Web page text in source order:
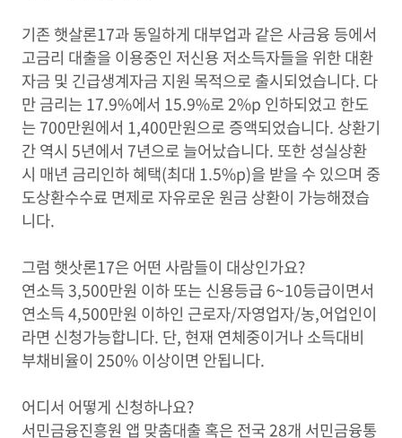
기존 햇살론17과 동일하게 대부업과 같은 사금융 등에서
고금리 대출을 이용중인 저신용 저소득자들을 위한 대환
자금 및 긴급생계자금 지원 목적으로 출시되었습니다. 다
만 금리는 17.9%에서 15.9%로 2%p 인하되었고 한도
는 700만원에서 1,400만원으로 증액되었습니다. 상환기
간 역시 5년에서 7년으로 늘어났습니다. 또한 성실상환
시 매년 금리인하 혜택(최대 1.5%p)을 받을 수 있으며 중
도상환수수료 면제로 자유로운 원금 상환이 가능해졌습
니다.
그럼 햇삿론17은 어떤 사람들이 대상인가요?
연소득 3,500만원 이하 또는 신용등급 6~10등급이면서
연소득 4,500만원 이하인 근로자/자영업자/농,어업인이
라면 신청가능합니다. 단, 현재 연체중이거나 소득대비
부채비율이 250% 이상이면 안됩니다.
어디서 어떻게 신청하나요?
서민금융진흥원 앱 맞춤대출 혹은 전국 28개 서민금융통